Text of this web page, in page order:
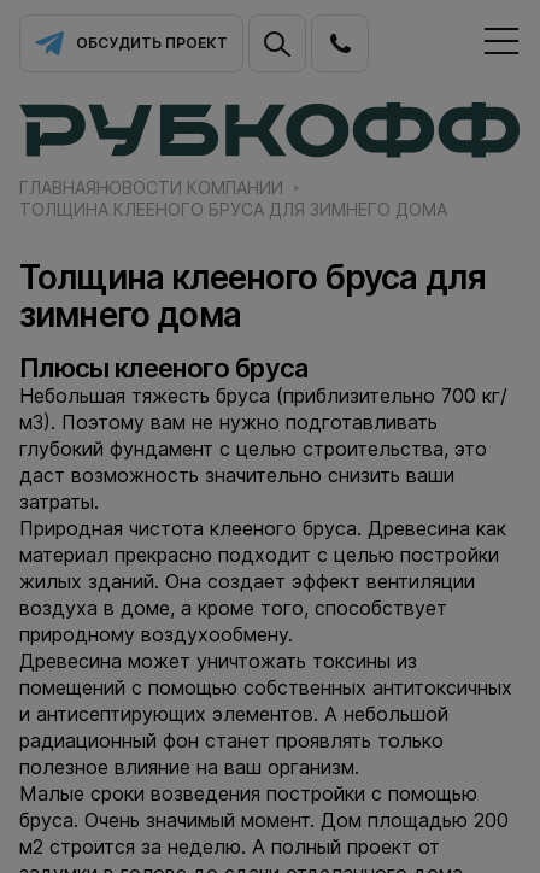
ОБСУДИТЬ ПРОЕКТ
ГЛАВНАЯНОВОСТИ КОМПАНИИ
ТОЛЩИНА КЛЕЕНОГО БРУСА ДЛЯ ЗИМНЕГО ДОМА
Толщина клееного бруса для
зимнего дома
Плюсы клееного бруса
Небольшая тяжесть бруса (приблизительно 700 кг/
м3). Поэтому вам не нужно подготавливать
глубокий фундамент с целью строительства, это
даст возможность значительно снизить ваши
затраты.
Природная чистота клееного бруса. Древесина как
материал прекрасно подходит с целью постройки
жилых зданий. Она создает эффект вентиляции
воздуха в доме, а кроме того, способствует
природному воздухообмену.
Древесина может уничтожать токсины из
помещений с помощью собственных антитоксичных
и антисептирующих элементов. А небольшой
радиационный фон станет проявлять только
полезное влияние на ваш организм.
Малые сроки возведения постройки с помощью
бруса. Очень значимый момент. Дом площадью 200
м2 строится за неделю. А полный проект от